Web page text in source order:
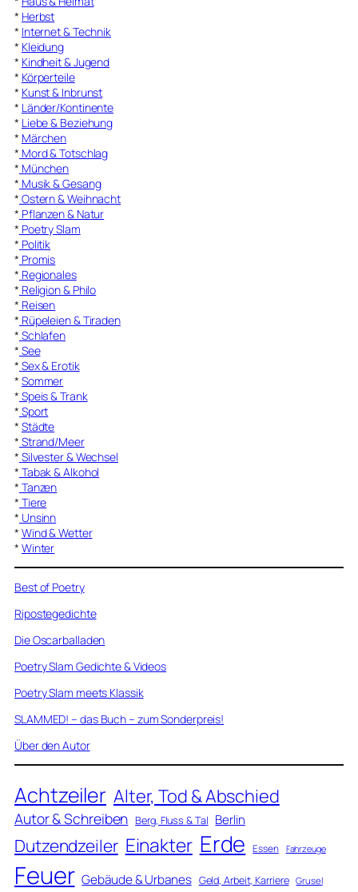
* Herbst
* Internet & Technik
* Kleidung
* Kindheit & Jugend
* Körperteile
* Kunst & Inbrunst
* Länder/Kontinente
* Liebe & Beziehung
* Märchen
* Mord & Totschlag
* München
* Musik & Gesang
* Ostern & Weihnacht
* Pflanzen & Natur
* Poetry Slam
* Politik
* Promis
* Regionales
* Religion & Philo
* Reisen
* Rüpeleien & Tiraden
* Schlafen
* See
* Sex & Erotik
* Sommer
* Speis & Trank
* Sport
* Städte
* Strand/Meer
* Silvester & Wechsel
* Tabak & Alkohol
* Tanzen
* Tiere
* Unsinn
* Wind & Wetter
* Winter
Best of Poetry
Ripostegedichte
Die Oscarballaden
Poetry Slam Gedichte & Videos
Poetry Slam meets Klassik
SLAMMED! – das Buch – zum Sonderpreis!
Über den Autor
Achtzeiler Alter, Tod & Abschied
Autor & Schreiben Berg, Fluss & Tal Berlin
Dutzendzeiler Einakter Erde Essen Fahrzeuge
Feuer Gebäude & Urbanes Geld, Arbeit, Karriere Grusel